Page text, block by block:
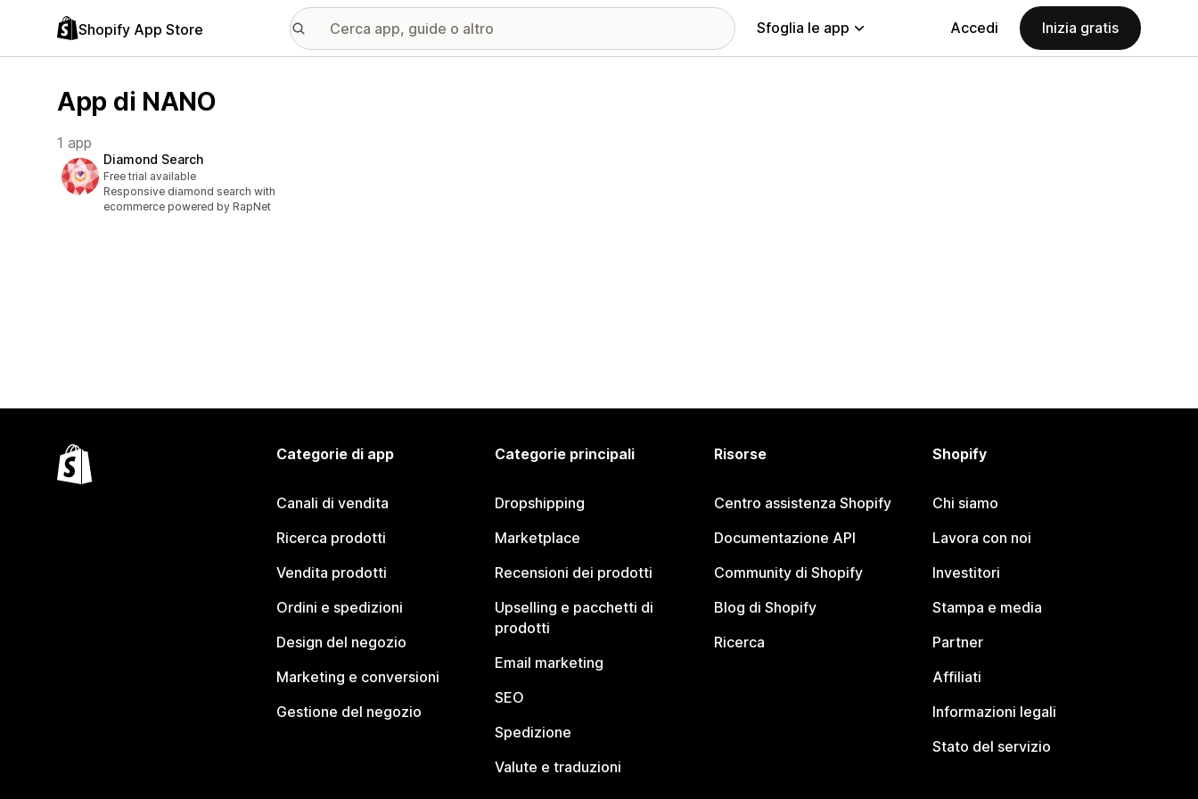
Shopify App Store Sfoglia le app Accedi Inizia gratis
App di NANO
1 app
Diamond Search
Free trial available
Responsive diamond search with
ecommerce powered by RapNet
Categorie di app
Canali di vendita
Ricerca prodotti
Vendita prodotti
Ordini e spedizioni
Design del negozio
Marketing e conversioni
Gestione del negozio
Categorie principali
Dropshipping
Marketplace
Recensioni dei prodotti
Upselling e pacchetti di
prodotti
Email marketing
SEO
Spedizione
Valute e traduzioni
Risorse
Centro assistenza Shopify
Documentazione API
Community di Shopify
Blog di Shopify
Ricerca
Shopify
Chi siamo
Lavora con noi
Investitori
Stampa e media
Partner
Affiliati
Informazioni legali
Stato del servizio